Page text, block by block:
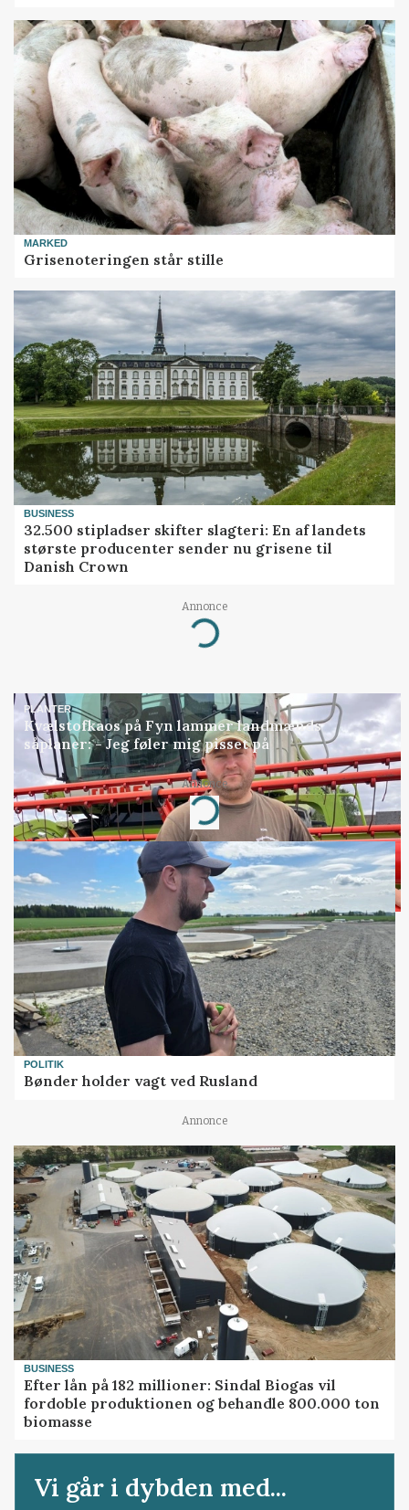
MARKED
Grisenoteringen står stille
BUSINESS
32.500 stipladser skifter slagteri: En af landets
største producenter sender nu grisene til
Danish Crown
Annonce
Loading...
PLANTER
Kvælstofkaos på Fyn lammer landmænds
såplaner: - Jeg føler mig pisset på
Annonce
Loading...
POLITIK
Bønder holder vagt ved Rusland
Annonce
BUSINESS
Efter lån på 182 millioner: Sindal Biogas vil
fordoble produktionen og behandle 800.000 ton
biomasse
Vi går i dybden med...